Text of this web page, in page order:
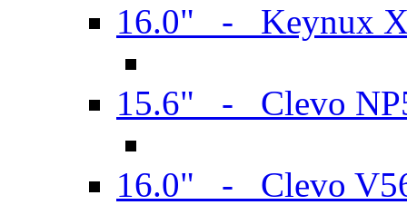
16.0" - Keynux
15.6" - Clevo
16.0" - Clevo